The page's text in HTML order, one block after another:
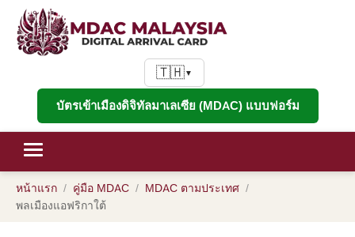
🇹🇭▼
บัตรเข้าเมืองดิจิทัลมาเลเซีย (MDAC) แบบฟอร์ม
หน้าแรก คู่มือ MDAC
MDAC ตามประเทศ
พลเมืองแอฟริกาใต้